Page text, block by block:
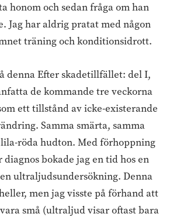
honom och sedan fråga om han
Jag har aldrig pratat med någon
träning och konditionsidrott.
denna Efter skadetillfället: del I,
de kommande tre veckorna
ett tillstånd av icke-existerande
Samma smärta, samma
röda hudton. Med förhoppning
diagnos bokade jag en tid hos en
ultraljudsundersökning. Denna
men jag visste på förhand att
små (ultraljud visar oftast bara